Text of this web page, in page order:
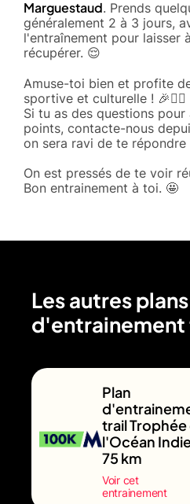
Marguestaud. Prends
généralement 2 à 3 jours,
l'entraînement pour laisser
récupérer. 😌
Amuse-toi bien et profite
sportive et culturelle ! 🎉🏃‍♂️
Si tu as des questions
points, contacte-nous
on sera ravi de te répondre
On est pressés de te voir
Bon entrainement à toi. 🤩
Les autres plans
d'entrainement
Plan
trail Trophée
l'Océan
75 km
Voir cet
entrainement